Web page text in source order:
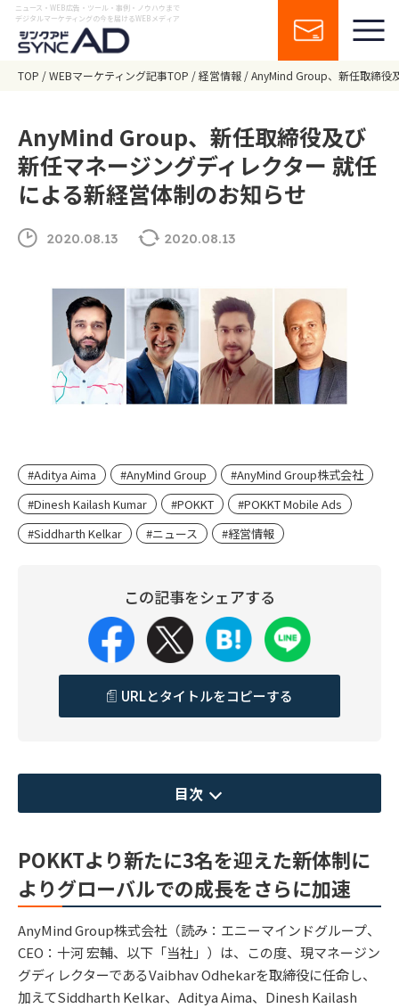
ニュース・WEB広告・ツール・事例・ノウハウまで
デジタルマーケティングの今を届けるWEBメディア
TOP WEBマーケティング記事TOP 経営情報 AnyMind Group、新任取締役
AnyMind Group、新任取締役及び
新任マネージングディレクター 就任
による新経営体制のお知らせ
2020.08.13 2020.08.13
#Aditya Aima #AnyMind Group
#AnyMind Group株式会社
#Dinesh Kailash Kumar
#POKKT
#POKKT Mobile Ads
#Siddharth Kelkar
#ニュース #経営情報
この記事をシェアする
URLとタイトルをコピーする
目次
POKKTより新たに3名を迎えた新体制に
よりグローバルでの成長をさらに加速
AnyMind Group株式会社（読み：エニーマインドグループ、
CEO：十河 宏輔、以下「当社」）は、この度、現マネージン
グディレクターであるVaibhav Odhekarを取締役に任命し、
加えてSiddharth Kelkar、Aditya Aima、Dinesh Kailash